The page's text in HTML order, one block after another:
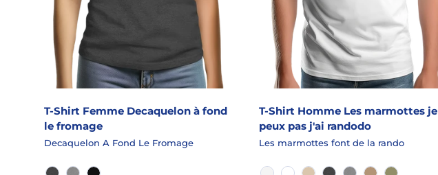
T-Shirt Femme Decaquelon à fond
le fromage
Decaquelon A Fond Le Fromage
T-Shirt Homme Les marmottes je
peux pas j'ai randodo
Les marmottes font de la rando